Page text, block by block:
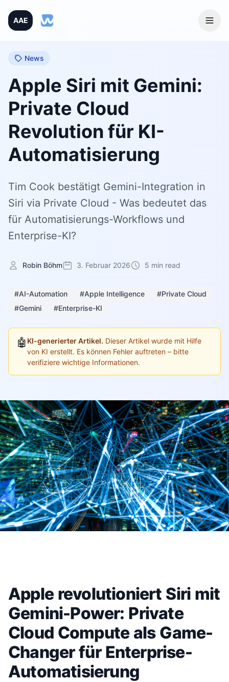
AAE
Home
Blog
News
Apple Siri mit Gemini:
Private Cloud
Revolution für KI-
Automatisierung
Tim Cook bestätigt Gemini-Integration in
Siri via Private Cloud - Was bedeutet das
für Automatisierungs-Workflows und
Enterprise-KI?
Robin Böhm 3. Februar 2026 5 min read
#AI-Automation #Apple Intelligence
#Private Cloud
#Gemini
#Enterprise-KI
🤖 KI-generierter Artikel. Dieser Artikel wurde mit Hilfe
von KI erstellt. Es können Fehler auftreten – bitte
verifiziere wichtige Informationen.
Apple revolutioniert Siri mit
Gemini-Power: Private
Cloud Compute als Game-
Changer für Enterprise-
Automatisierung